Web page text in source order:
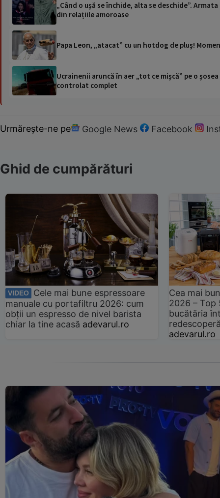
„Când o ușă se închide, alta se deschide”.
din relațiile amoroase
Papa Leon, „atacat” cu un hotdog de pluș!
Ucrainenii aruncă în aer „tot ce mișcă” pe o
controlat complet
Urmărește-ne pe Google News Facebook
Ghid de cumpărături
VIDEO
Cele mai bune espressoare
manuale cu portafiltru 2026: cum
obții un espresso de nivel barista
chiar la tine acasă adevarul.ro
Cea mai
2026 –
bucătăria
adevarul.ro